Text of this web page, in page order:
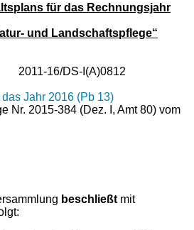
für das Rechnungsjahr
und Landschaftspflege“
DS-I(A)0812
Jahr 2016 (Pb 13)
Nr. 2015-384 (Dez. I, Amt 80) vom
beschließt mit